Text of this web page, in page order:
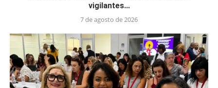
vigilantes...
7 de agosto de 2026